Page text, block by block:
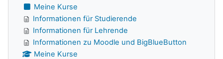
Meine Kurse
Informationen für Studierende
Informationen für Lehrende
Informationen zu Moodle und BigBlueButton
Meine Kurse